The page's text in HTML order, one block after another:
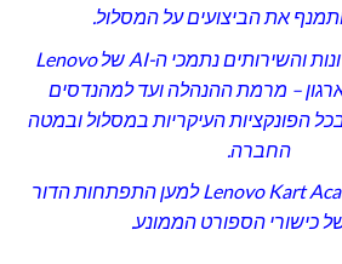
אתהביצועים על המסלול.
והשירותים נתמכי ה-AI של Lenovo
– מרמת ההנהלה ועד למהנדסים
הפונקציותהעיקריות במסלול ובמטה
החברה.
Lenovo Kart למען התפתחות הדור
כישורי הספורט הממונע.